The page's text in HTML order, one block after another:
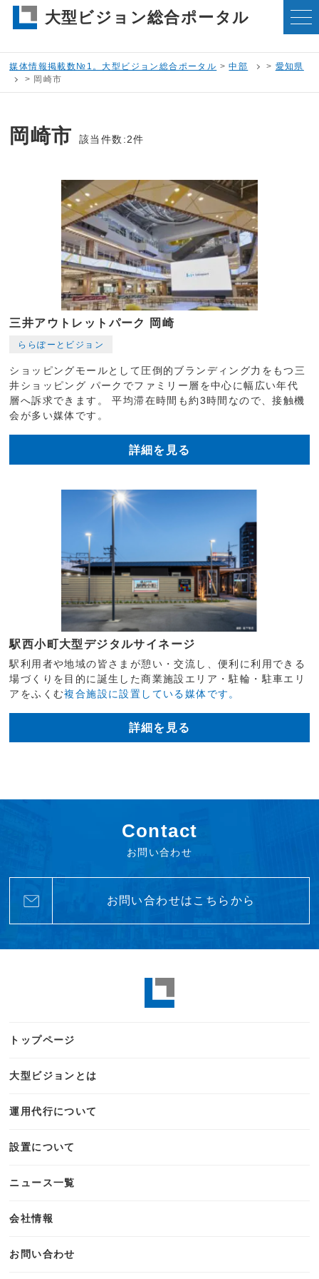
大型ビジョン総合ポータル
媒体情報掲載数№1。大型ビジョン総合ポータル >中部 > 愛知県
> 岡崎市
岡崎市該当件数:2件
三井アウトレットパーク 岡崎
ららぽーとビジョン
ショッピングモールとして圧倒的ブランディング力をもつ三
井ショッピング パークでファミリー層を中心に幅広い年代
層へ訴求できます。 平均滞在時間も約3時間なので、接触機
会が多い媒体です。
詳細を見る
駅西小町大型デジタルサイネージ
駅利用者や地域の皆さまが憩い・交流し、便利に利用できる
場づくりを目的に誕生した商業施設エリア・駐輪・駐車エリ
アをふくむ複合施設に設置している媒体です。
詳細を見る
Contact
お問い合わせ
お問い合わせはこちらから
トップページ
大型ビジョンとは
運用代行について
設置について
ニュース一覧
会社情報
お問い合わせ